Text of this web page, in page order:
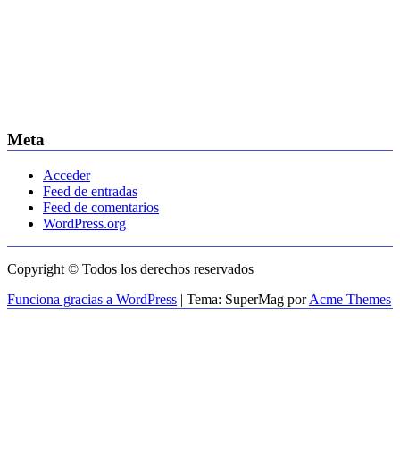
Meta
Acceder
Feed de entradas
Feed de comentarios
WordPress.org
Copyright © Todos los derechos reservados
Funciona gracias a WordPress | Tema: SuperMag porAcme Themes